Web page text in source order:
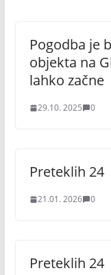
Pogodba je
objekta na
lahko začne
29.10. 2025 0
Preteklih 24
21.01. 2026 0
Preteklih 24